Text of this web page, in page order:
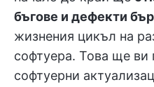
бъгове и дефекти
жизнения цикъл на
софтуера. Това ще ви
софтуерни